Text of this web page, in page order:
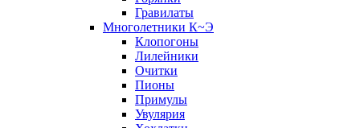
Гравилаты
Многолетники К~Э
Клопогоны
Лилейники
Очитки
Пионы
Примулы
Увулярия